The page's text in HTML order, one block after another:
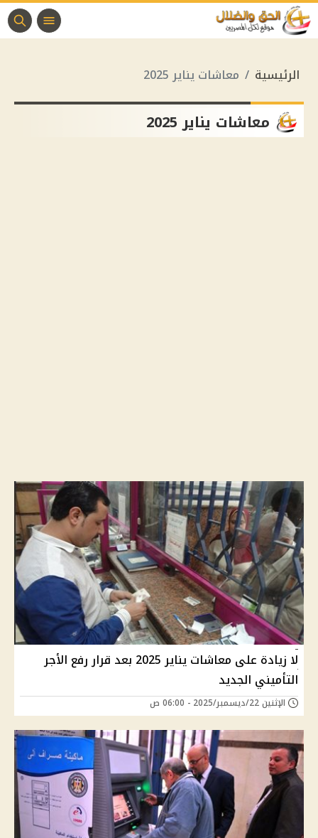
الرئيسية معاشات يناير 2025
معاشات يناير 2025
لا زيادة على معاشات يناير 2025 بعد قرار رفع الأجر
التأميني الجديد
الإثنين 22/ديسمبر/2025 - 06:00 ص